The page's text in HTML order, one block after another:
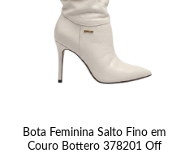
Bota Feminina Salto Fino em
Couro Bottero 378201 Off